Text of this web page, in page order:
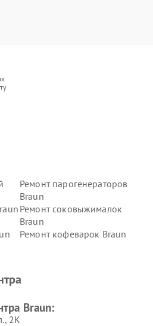
Ремонт парогенераторов
Braun
Ремонт соковыжималок
Braun
Ремонт кофеварок Braun
Braun:
2К